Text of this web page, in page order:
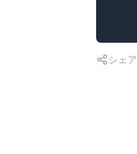
シェア